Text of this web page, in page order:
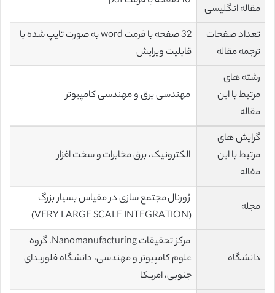
مقاله انگلیسی
تعداد صفحات
ترجمه مقاله
32 صفحه با فرمت word به صورت تایپ شده با
قابلیت ویرایش
رشته های
مرتبط با این
مقاله
مهندسی برق و مهندسی کامپیوتر
گرایش های
مرتبط با این
مفاله
الکترونیک، برق مخابرات و سخت افزار
مجله
ژورنال مجتمع سازی در مقیاس بسیار بزرگ
(VERY LARGE SCALE INTEGRATION)
دانشگاه
مرکز تحقیقات Nanomanufacturing، گروه
علوم کامپیوتر و مهندسی، دانشگاه فلوریدای
جنوبی، امریکا